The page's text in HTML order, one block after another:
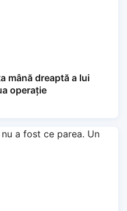
mână dreaptă a lui
operație